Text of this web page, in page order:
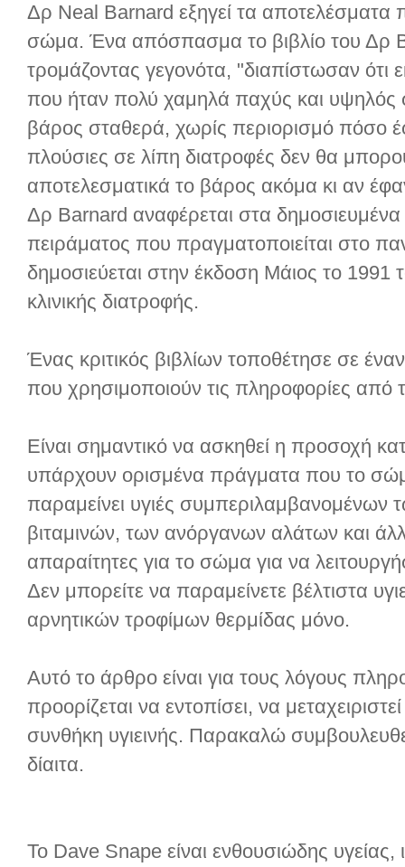
Δρ Neal Barnard εξηγεί τα αποτελέσματα
σώμα. Ένα απόσπασμα το βιβλίο του Δρ
τρομάζοντας γεγονότα, "διαπίστωσαν ότι
που ήταν πολύ χαμηλά παχύς και υψηλός
βάρος σταθερά, χωρίς περιορισμό πόσο
πλούσιες σε λίπη διατροφές δεν θα
αποτελεσματικά το βάρος ακόμα κι αν
Δρ Barnard αναφέρεται στα
πειράματος που πραγματοποιείται στο
δημοσιεύεται στην έκδοση Μάιος το 1991
κλινικής διατροφής.
Ένας κριτικός βιβλίων τοποθέτησε σε
που χρησιμοποιούν τις πληροφορίες από
Είναι σημαντικό να ασκηθεί η προσοχή
υπάρχουν ορισμένα πράγματα που το
παραμείνει υγιές
βιταμινών, των ανόργανων αλάτων και
απαραίτητες για το σώμα για να
Δεν μπορείτε να παραμείνετε βέλτιστα
αρνητικών τροφίμων θερμίδας μόνο.
Αυτό το άρθρο είναι για τους λόγους
προορίζεται να εντοπίσει, να
συνθήκη υγιεινής. Παρακαλώ
δίαιτα.
Το Dave Snape είναι ενθουσιώδης